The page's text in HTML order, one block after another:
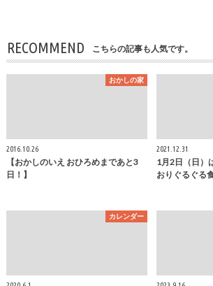
RECOMMEND こちらの記事も人気です。
おかしの家
2016.10.26
【おかしのいえ おひろめまであと3
日！】
2021.12.31
1月2日（日）
おりぐるぐる
カレンダー